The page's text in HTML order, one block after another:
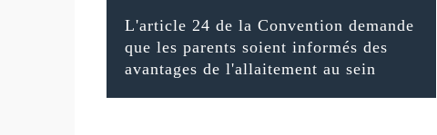
L'article 24 de la Convention demande
que les parents soient informés des
avantages de l'allaitement au sein